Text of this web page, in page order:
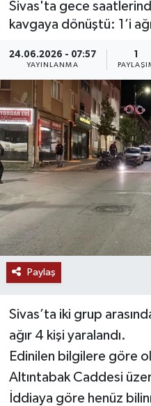
Sivas'ta gece
kavgaya dönüştü: 1’i
24.06.2026 - 07:57
YAYINLANMA
1
Paylaş
Sivas’ta iki grup
ağır 4 kişi yaralandı.
Edinilen bilgilere göre
Altıntabak Caddesi
İddiaya göre henüz
MAGAZİN
ÖZEL HABER
RESMİ İLANLAR
SAĞLIK
SİYASET
SOSYAL YARDIMLAR
SPONSORLU YAZI
SPOR
TEKNOLOJİ
YAŞAM